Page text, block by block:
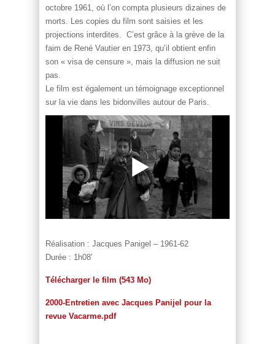
octobre 1961, où l’on compta plusieurs dizaines de
morts. Les copies du film sont saisies et les
projections interdites. C’est grâce à la grève de la
faim de René Vautier en 1973, qu’il obtient enfin
son « visa de censure », mais la diffusion ne suit
pas.
Le film est également un témoignage exceptionnel
sur la vie dans les bidonvilles autour de Paris.
Réalisation : Jacques Panigel – 1961-62
Durée : 1h08′
Télécharger le film (543 Mo)
2000-Entretien avec Jacques Panijel pour la
revue Vacarme.pdf